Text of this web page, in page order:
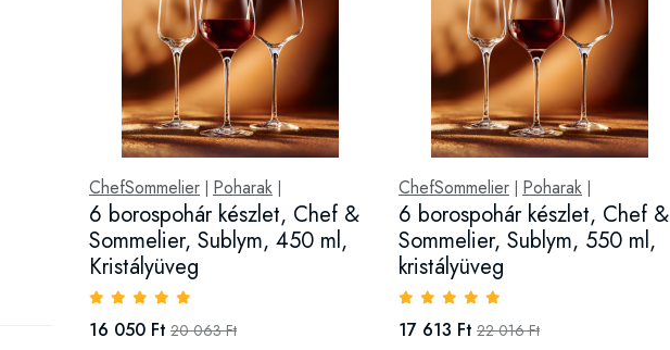
ChefSommelier Poharak
6 borospohár készlet, Chef &
Sommelier, Sublym, 450 ml,
Kristályüveg
16 050 Ft 20 063 Ft
ChefSommelier| Poharak|
6 borospohár készlet, Chef &
Sommelier, Sublym, 550 ml,
kristályüveg
17 613 Ft 22 016 Ft